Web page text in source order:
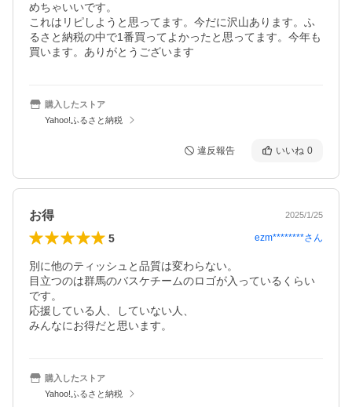
めちゃいいです。
これはリピしようと思ってます。今だに沢山あります。ふ
るさと納税の中で1番買ってよかったと思ってます。今年も
買います。ありがとうございます
購入したストア
Yahoo!ふるさと納税
違反報告 いいね 0
お得 2025/1/25
5 ezm********さん
別に他のティッシュと品質は変わらない。
目立つのは群馬のバスケチームのロゴが入っているくらい
です。
応援している人、していない人、
みんなにお得だと思います。
購入したストア
Yahoo!ふるさと納税